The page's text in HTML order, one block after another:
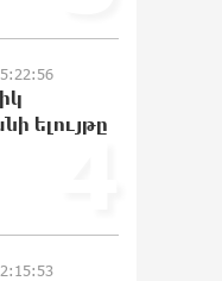
7-08-2026
հետևանք4
ելույթը